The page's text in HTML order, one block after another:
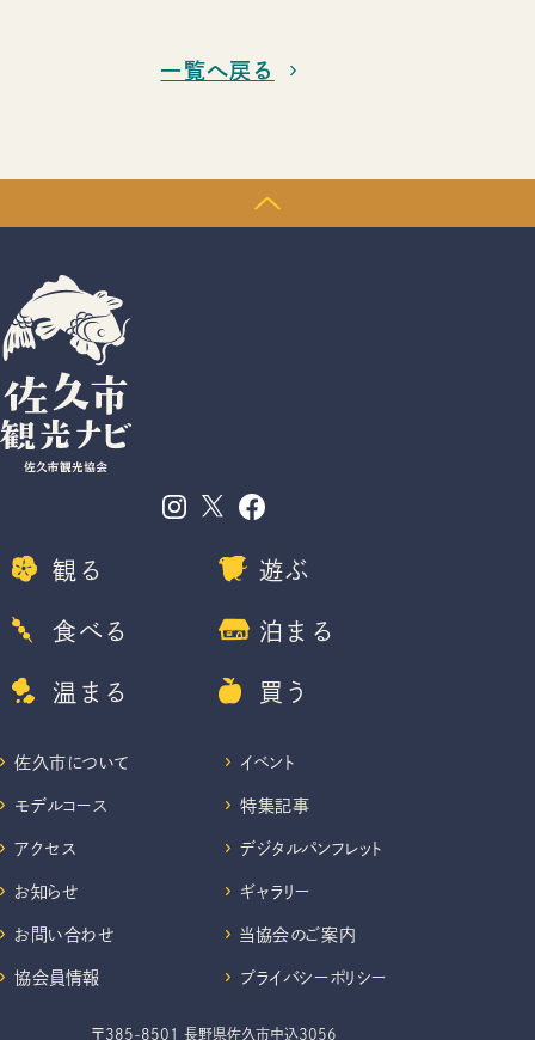
一覧へ戻る
観る 遊ぶ
食べる 泊まる
温まる 買う
佐久市について イベント
モデルコース 特集記事
アクセス デジタルパンフレット
お知らせ ギャラリー
お問い合わせ 当協会のご案内
協会員情報 プライバシーポリシー
〒385-8501 長野県佐久市中込3056